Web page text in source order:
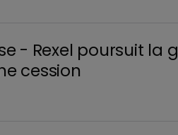
- Rexel poursuit la
cession